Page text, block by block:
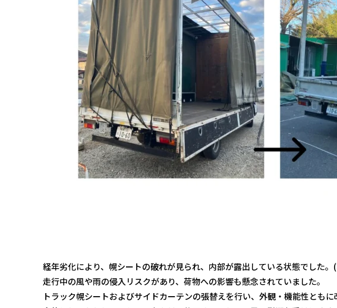
経年劣化により、幌シートの破れが見られ、内部が露出している状態でした。
走行中の風や雨の侵入リスクがあり、荷物への影響も懸念されていました。
トラック幌シートおよびサイドカーテンの張替えを行い、外観・機能性とも